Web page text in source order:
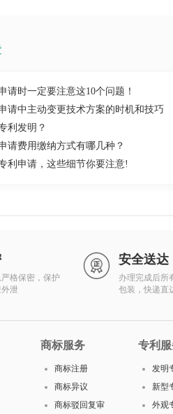
请时一定要注意这10个问题！
请中主动变更技术方案的时机和技巧
利发明？
请费用缴纳方式有哪几种？
利申请，这些细节你要注意!
格保密，保护
泄
安全送达
办理完成后所
包装，快递直
商标服务
商标注册
商标异议
商标驳回复审
专利
发明
新型
外观